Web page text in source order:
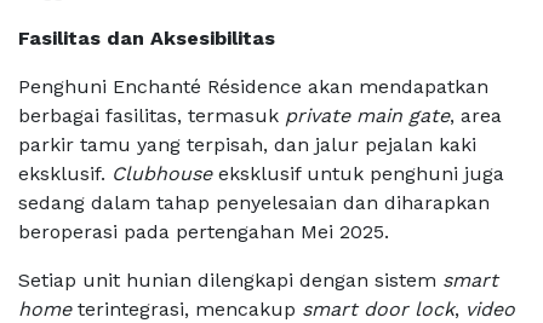
Fasilitas dan Aksesibilitas
Penghuni Enchanté Résidence akan mendapatkan
berbagai fasilitas, termasuk private main gate, area
parkir tamu yang terpisah, dan jalur pejalan kaki
eksklusif. Clubhouseeksklusif untuk penghuni juga
sedang dalam tahap penyelesaian dan diharapkan
beroperasi pada pertengahan Mei 2025.
Setiap unit hunian dilengkapi dengan sistem smart
hometerintegrasi, mencakup smart door lock, video